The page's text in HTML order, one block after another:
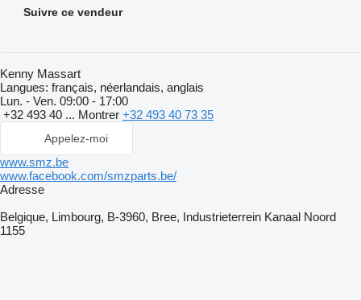
Suivre ce vendeur
Kenny Massart
Langues: français, néerlandais, anglais
Lun. - Ven. 09:00 - 17:00
+32 493 40 ... Montrer +32 493 40 73 35
Appelez-moi
www.smz.be
www.facebook.com/smzparts.be/
Adresse
Belgique, Limbourg, B-3960, Bree, Industrieterrein Kanaal Noord
1155